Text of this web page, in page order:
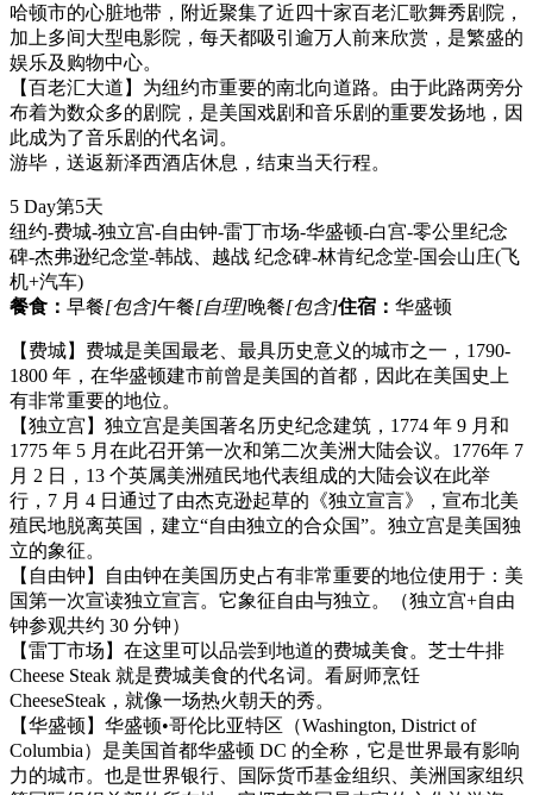
哈顿市的心脏地带，附近聚集了近四十家百老汇歌舞秀剧院，
加上多间大型电影院，每天都吸引逾万人前来欣赏，是繁盛的
娱乐及购物中心。
【百老汇大道】为纽约市重要的南北向道路。由于此路两旁分
布着为数众多的剧院，是美国戏剧和音乐剧的重要发扬地，因
此成为了音乐剧的代名词。
游毕，送返新泽西酒店休息，结束当天行程。
5 Day第5天
纽约-费城-独立宫-自由钟-雷丁市场-华盛顿-白宫-零公里纪念
碑-杰弗逊纪念堂-韩战、越战 纪念碑-林肯纪念堂-国会山庄(飞
机+汽车)
餐食： 早餐[包含]午餐[自理]晚餐[包含]住宿： 华盛顿
【费城】费城是美国最老、最具历史意义的城市之一，1790-
1800 年，在华盛顿建市前曾是美国的首都，因此在美国史上
有非常重要的地位。
【独立宫】独立宫是美国著名历史纪念建筑，1774 年 9 月和
1775 年 5 月在此召开第一次和第二次美洲大陆会议。1776年 7
月 2 日，13 个英属美洲殖民地代表组成的大陆会议在此举
行，7 月 4 日通过了由杰克逊起草的《独立宣言》，宣布北美
殖民地脱离英国，建立“自由独立的合众国”。独立宫是美国独
立的象征。
【自由钟】自由钟在美国历史占有非常重要的地位使用于：美
国第一次宣读独立宣言。它象征自由与独立。（独立宫+自由
钟参观共约 30 分钟）
【雷丁市场】在这里可以品尝到地道的费城美食。芝士牛排
Cheese Steak 就是费城美食的代名词。看厨师烹饪
CheeseSteak，就像一场热火朝天的秀。
【华盛顿】华盛顿•哥伦比亚特区（Washington, District of
Columbia）是美国首都华盛顿 DC 的全称，它是世界最有影响
力的城市。也是世界银行、国际货币基金组织、美洲国家组织